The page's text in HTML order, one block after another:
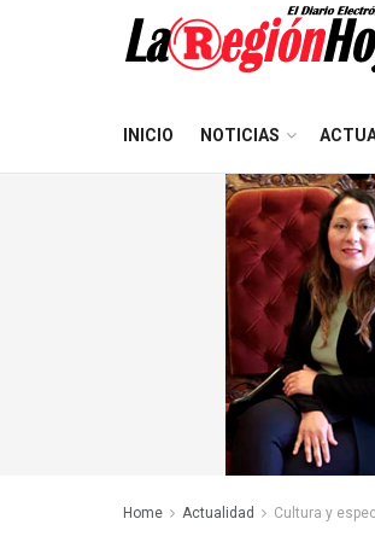
INICIO NOTICIAS
Home Actualidad Cultura y